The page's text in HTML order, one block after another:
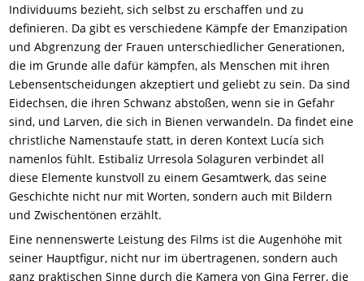
Individuums bezieht, sich selbst zu erschaffen und zu
definieren. Da gibt es verschiedene Kämpfe der Emanzipation
und Abgrenzung der Frauen unterschiedlicher Generationen,
die im Grunde alle dafür kämpfen, als Menschen mit ihren
Lebensentscheidungen akzeptiert und geliebt zu sein. Da sind
Eidechsen, die ihren Schwanz abstoßen, wenn sie in Gefahr
sind, und Larven, die sich in Bienen verwandeln. Da findet eine
christliche Namenstaufe statt, in deren Kontext Lucía sich
namenlos fühlt. Estibaliz Urresola Solaguren verbindet all
diese Elemente kunstvoll zu einem Gesamtwerk, das seine
Geschichte nicht nur mit Worten, sondern auch mit Bildern
und Zwischentönen erzählt.
Eine nennenswerte Leistung des Films ist die Augenhöhe mit
seiner Hauptfigur, nicht nur im übertragenen, sondern auch
ganz praktischen Sinne durch die Kamera von Gina Ferrer, die